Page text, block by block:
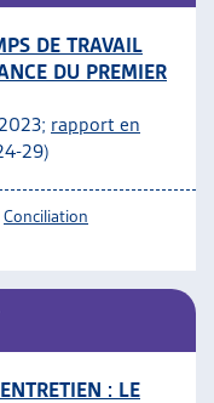
DE TRAVAIL
DU PREMIER
rapport en
29)
Conciliation
: LE